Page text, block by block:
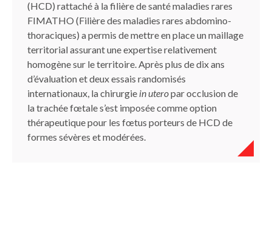
(HCD) rattaché à la filière de santé maladies rares
FIMATHO (Filière des maladies rares abdomino-
thoraciques) a permis de mettre en place un maillage
territorial assurant une expertise relativement
homogène sur le territoire. Après plus de dix ans
d’évaluation et deux essais randomisés
internationaux, la chirurgie in uteropar occlusion de
la trachée fœtale s’est imposée comme option
thérapeutique pour les fœtus porteurs de HCD de
formes sévères et modérées.